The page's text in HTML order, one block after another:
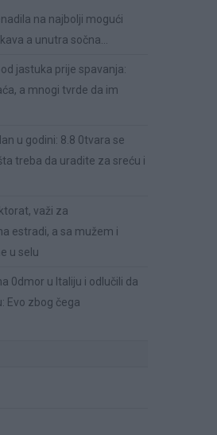
na najbolji mogući
a unutra sočna…
jastuka prije spavanja:
a mnogi tvrde da im
u godini: 8.8 0tvara se
treba da uradite za sreću i
važi za
estradi, a sa mužem i
u selu
0dmor u Italiju i odlučili da
Evo zbog čega